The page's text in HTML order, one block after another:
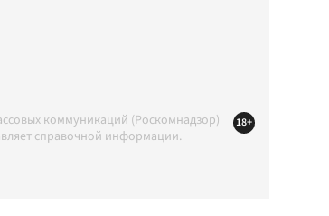
коммуникаций (Роскомнадзор)
справочной информации.
18+